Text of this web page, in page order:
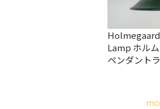
Lamp ホル
ペンダント